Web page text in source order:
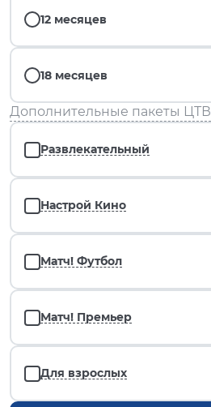
12 месяцев
18 месяцев
Дополнительные пакеты ЦТВ
Развлекательный
Настрой Кино
Матч! Футбол
Матч! Премьер
Для взрослых